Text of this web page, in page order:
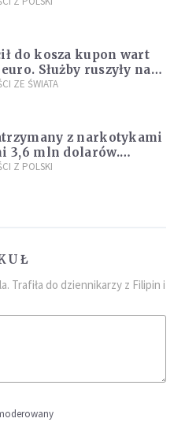
do kosza kupon wart
Służby ruszyły na
ZE ŚWIATA
z narkotykami
3,6 mln dolarów.
podejrzewają, że latał
Z POLSKI
Trafiła do dziennikarzy z Filipin i